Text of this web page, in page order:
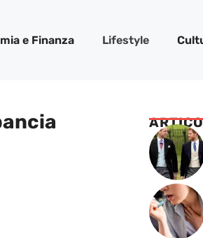
e Finanza Lifestyle